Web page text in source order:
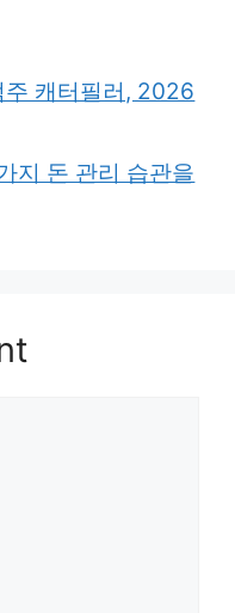
캐터필러, 2026
지 돈 관리 습관을